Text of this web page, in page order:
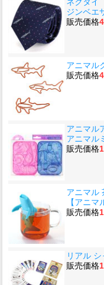
ジンベエ
販売価格
アニマル
販売価格
アニマル
アニマル
販売価格
アニマル
【アニマ
販売価格
リアル
販売価格